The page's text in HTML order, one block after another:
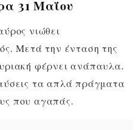
31 Μαΐου
νιώθει
Μετά την ένταση της
φέρνει ανάπαυλα.
τα απλά πράγματα
που αγαπάς.